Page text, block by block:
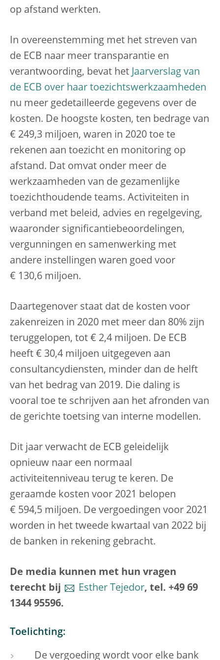
op afstand werkten.
In overeenstemming met het streven van
de ECB naar meer transparantie en
verantwoording, bevat het Jaarverslag van
de ECB over haar toezichtswerkzaamheden
nu meer gedetailleerde gegevens over de
kosten. De hoogste kosten, ten bedrage van
€ 249,3 miljoen, waren in 2020 toe te
rekenen aan toezicht en monitoring op
afstand. Dat omvat onder meer de
werkzaamheden van de gezamenlijke
toezichthoudende teams. Activiteiten in
verband met beleid, advies en regelgeving,
waaronder significantiebeoordelingen,
vergunningen en samenwerking met
andere instellingen waren goed voor
€ 130,6 miljoen.
Daartegenover staat dat de kosten voor
zakenreizen in 2020 met meer dan 80% zijn
teruggelopen, tot € 2,4 miljoen. De ECB
heeft € 30,4 miljoen uitgegeven aan
consultancydiensten, minder dan de helft
van het bedrag van 2019. Die daling is
vooral toe te schrijven aan het afronden van
de gerichte toetsing van interne modellen.
Dit jaar verwacht de ECB geleidelijk
opnieuw naar een normaal
activiteitenniveau terug te keren. De
geraamde kosten voor 2021 belopen
€ 594,5 miljoen. De vergoedingen voor 2021
worden in het tweede kwartaal van 2022 bij
de banken in rekening gebracht.
De media kunnen met hun vragen
terecht bij
Esther Tejedor, tel. +49 69
1344 95596.
Toelichting:
De vergoeding wordt voor elke bank